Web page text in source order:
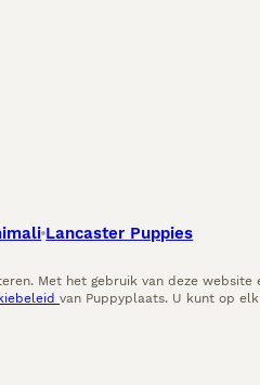
Lancaster Puppies
Met het gebruik van deze website
van Puppyplaats. U kunt op